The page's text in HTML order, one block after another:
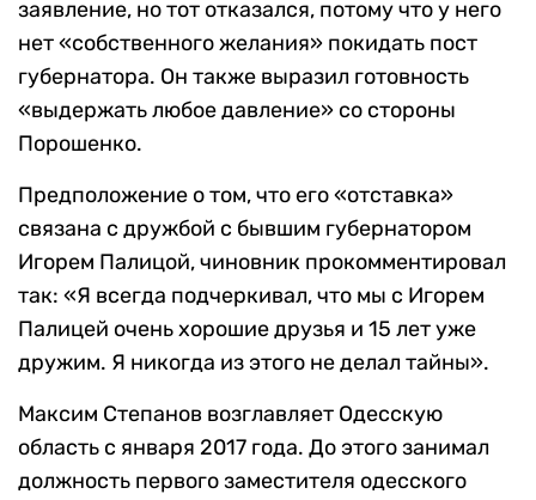
заявление, но тот отказался, потому что у него
нет «собственного желания» покидать пост
губернатора. Он также выразил готовность
«выдержать любое давление» со стороны
Порошенко.
Предположение о том, что его «отставка»
связана с дружбой с бывшим губернатором
Игорем Палицой, чиновник прокомментировал
так: «Я всегда подчеркивал, что мы с Игорем
Палицей очень хорошие друзья и 15 лет уже
дружим. Я никогда из этого не делал тайны».
Максим Степанов возглавляет Одесскую
область с января 2017 года. До этого занимал
должность первого заместителя одесского